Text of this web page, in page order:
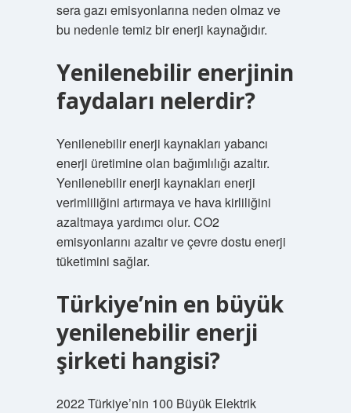
sera gazı emisyonlarına neden olmaz ve
bu nedenle temiz bir enerji kaynağıdır.
Yenilenebilir enerjinin
faydaları nelerdir?
Yenilenebilir enerji kaynakları yabancı
enerji üretimine olan bağımlılığı azaltır.
Yenilenebilir enerji kaynakları enerji
verimliliğini artırmaya ve hava kirliliğini
azaltmaya yardımcı olur. CO2
emisyonlarını azaltır ve çevre dostu enerji
tüketimini sağlar.
Türkiye’nin en büyük
yenilenebilir enerji
şirketi hangisi?
2022 Türkiye’nin 100 Büyük Elektrik